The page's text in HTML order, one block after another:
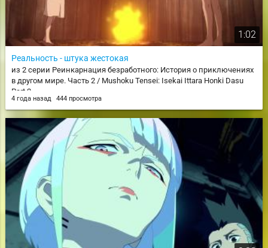
1:02
Реальность - штука жестокая
из 2 серии Реинкарнация безработного: История о приключениях
в другом мире. Часть 2 / Mushoku Tensei: Isekai Ittara Honki Dasu
Part 2
4 года назад 444 просмотра